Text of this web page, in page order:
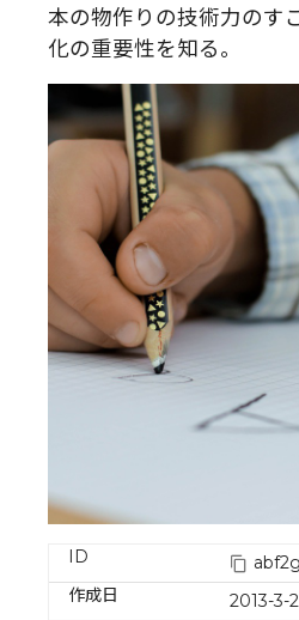
本の物作りの技術力のす
化の重要性を知る。
ID
作成日
2013-3-